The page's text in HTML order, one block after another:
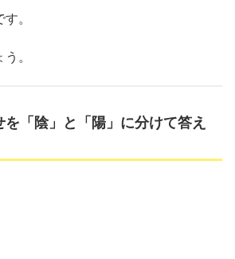
。
。
「陰」と「陽」に分けて答え